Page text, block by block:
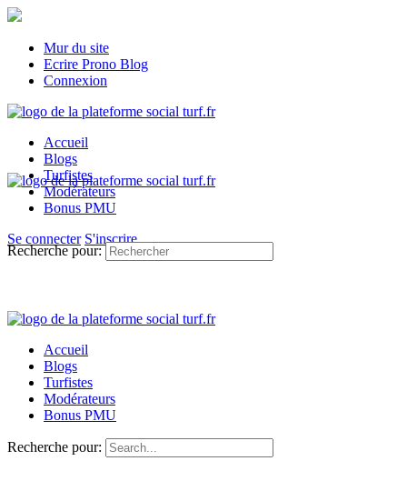
Mur du site
Ecrire Prono Blog
Connexion
Accueil
Blogs
Turfistes
Modérateurs
Bonus PMU
Se connecter S'inscrire
Recherche pour:
Accueil
Blogs
Turfistes
Modérateurs
Bonus PMU
Recherche pour: